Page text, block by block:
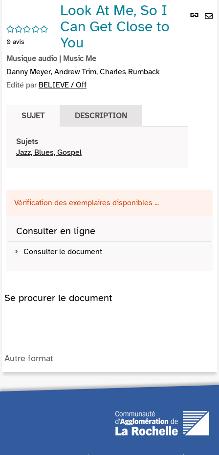
Lien
/5
0 avis
Look At Me, So I
Can Get Close to
You
Musique audio | Music Me
Danny Meyer, Andrew Trim, Charles Rumback
Edité par BELIEVE / Off
SUJET DESCRIPTION
Sujets
Jazz, Blues, Gospel
Vérification des exemplaires disponibles ...
Consulter en ligne
Consulter le document
Se procurer le document
Autre format